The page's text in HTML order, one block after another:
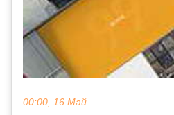
00:00, 16 Май